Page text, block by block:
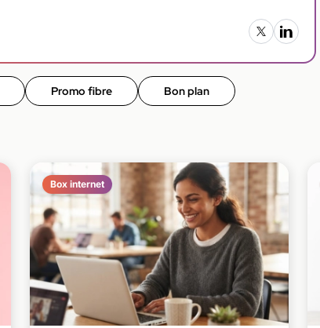
Promo fibre Bon plan
Box internet